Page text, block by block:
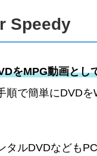
Speedy
をMPG動画とし
順で簡単にDVD
タルDVDなども